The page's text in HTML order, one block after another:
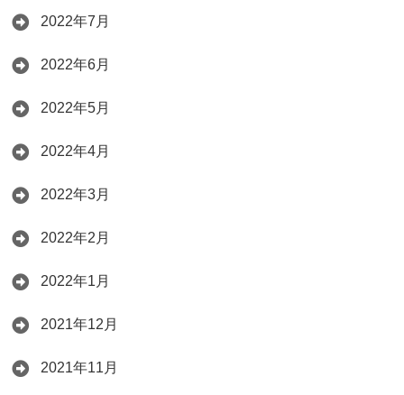
2022年7月
2022年6月
2022年5月
2022年4月
2022年3月
2022年2月
2022年1月
2021年12月
2021年11月